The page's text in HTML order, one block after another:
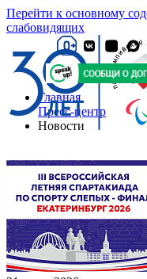
Перейти к основному
слабовидящих
Главная
Пресс-центр
Новости